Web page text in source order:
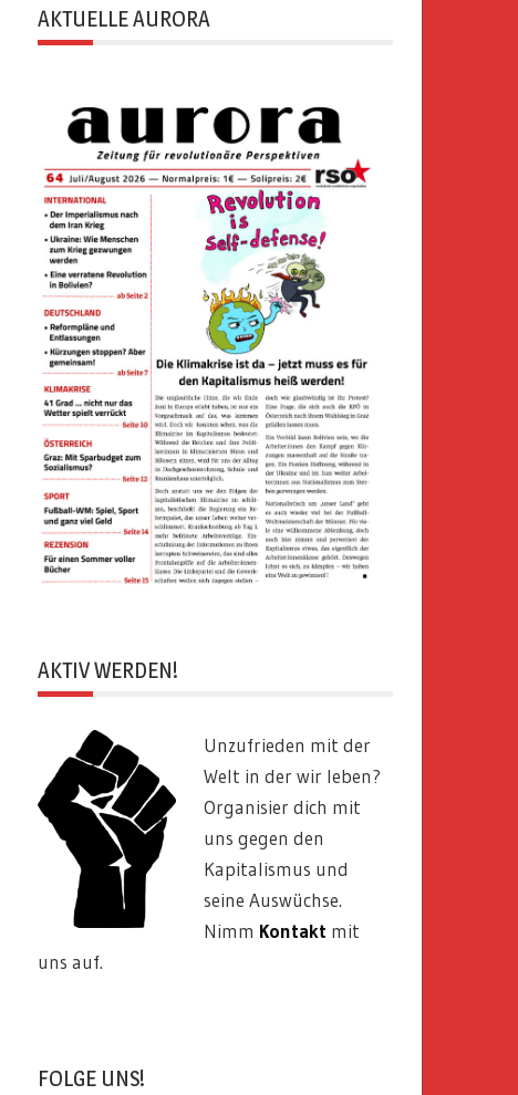
AKTUELLE AURORA
AKTIV WERDEN!
Unzufrieden mit der
Welt in der wir leben?
Organisier dich mit
uns gegen den
Kapitalismus und
seine Auswüchse.
Nimm Kontakt mit
uns auf.
FOLGE UNS!